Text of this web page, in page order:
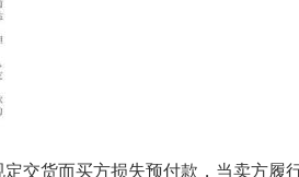
交货而买方损失预付款，当卖方